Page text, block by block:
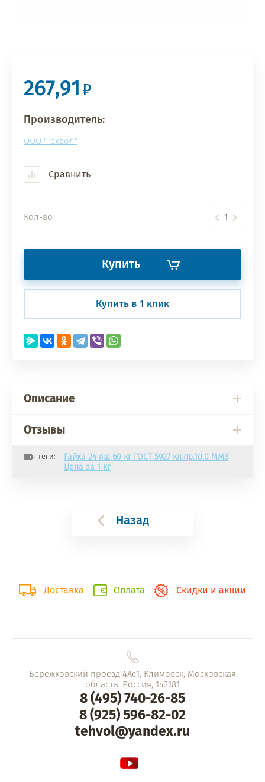
267,91
Производитель:
ООО "Техвол"
Сравнить
Кол-во
Купить
Купить в 1 клик
Описание
Отзывы
теги:
Гайка 24 ящ 60 кг ГОСТ 5927 кл.пр.10.0 ММЗ
Цена за 1 кг
Назад
Доставка Оплата Скидки и акции
Бережковский проезд 4Ас1, Климовск, Московская
область, Россия, 142181
8 (495) 740-26-85
8 (925) 596-82-02
tehvol@yandex.ru